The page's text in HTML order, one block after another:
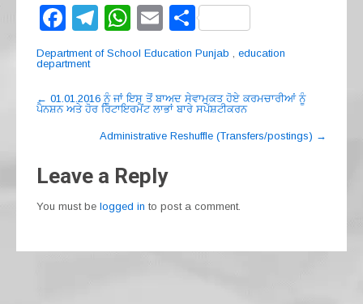
F
a
c
e
b
o
k
T
el
gr
a
m
W
h
s
A
p
p
E
m
S
h
e
Department of School Education Punjab , education
department
Post
navigation
← 01.01.2016 ਨੂੰ ਜਾਂ ਇਸ ਤੋਂ ਬਾਅਦ ਸੇਵਾਮੁਕਤ ਹੋਏ ਕਰਮਚਾਰੀਆਂ ਨੂੰ
ਪੈਨਸ਼ਨ ਅਤੇ ਹੋਰ ਰਿਟਾਇਰਮੈਂਟ ਲਾਭਾਂ ਬਾਰੇ ਸਪੱਸ਼ਟੀਕਰਨ
Administrative Reshuffle (Transfers/postings) →
Leave a Reply
You must be logged in to post a comment.